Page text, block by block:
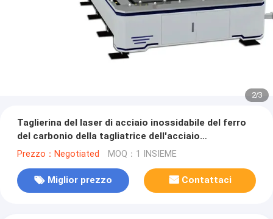
2/3
Taglierina del laser di acciaio inossidabile del ferro
del carbonio della tagliatrice dell'acciaio
inossidabile 3000w 3000×1500mm
Prezzo：Negotiated MOQ：1 INSIEME
Miglior prezzo Contattaci